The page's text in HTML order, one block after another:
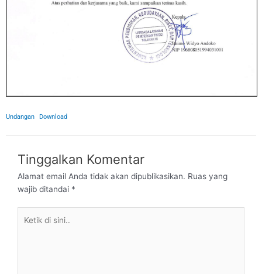
Undangan Download
Tinggalkan Komentar
Alamat email Anda tidak akan dipublikasikan. Ruas yang
wajib ditandai *